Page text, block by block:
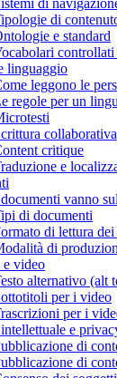
di
di
e standard
controllati
linguaggio
leggono le
regole per un
collaborativa
critique
e
vanno
di documenti
di lettura
di
video
alternativo (alt
per i video
per i
e
di
di